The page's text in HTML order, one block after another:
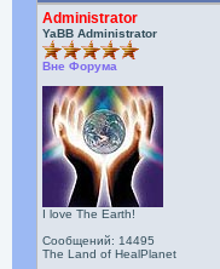
Administrator
YaBB Administrator
Вне Форума
I love The Earth!
Сообщений: 14495
The Land of HealPlanet